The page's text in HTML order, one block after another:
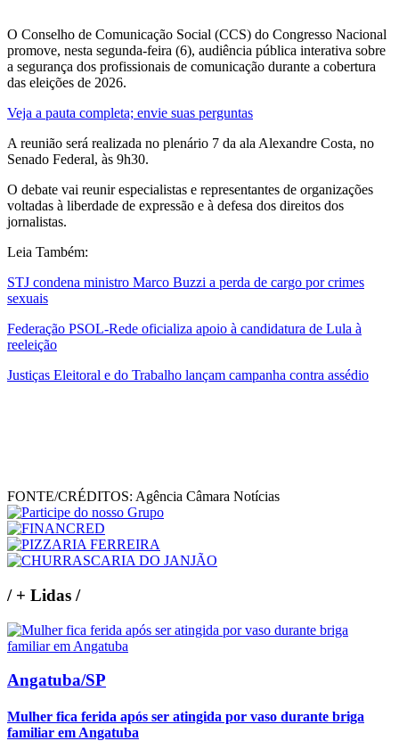
O Conselho de Comunicação Social (CCS) do Congresso Nacional
promove, nesta segunda-feira (6), audiência pública interativa sobre
a segurança dos profissionais de comunicação durante a cobertura
das eleições de 2026.
Veja a pauta completa; envie suas perguntas
A reunião será realizada no plenário 7 da ala Alexandre Costa, no
Senado Federal, às 9h30.
O debate vai reunir especialistas e representantes de organizações
voltadas à liberdade de expressão e à defesa dos direitos dos
jornalistas.
Leia Também:
STJ condena ministro Marco Buzzi a perda de cargo por crimes
sexuais
Federação PSOL-Rede oficializa apoio à candidatura de Lula à
reeleição
Justiças Eleitoral e do Trabalho lançam campanha contra assédio
FONTE/CRÉDITOS: Agência Câmara Notícias
/+ Lidas /
Angatuba/SP
Mulher fica ferida após ser atingida por vaso durante briga
familiar em Angatuba